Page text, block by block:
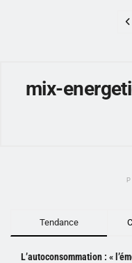
mix-
Tendance
L’autoconsommation : «